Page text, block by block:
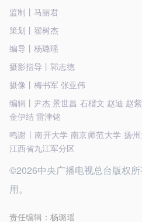
监制丨马丽君
策划丨翟树杰
编导丨杨璐瑶
摄影指导丨郭志德
摄像丨梅书军 张亚伟
编辑丨尹杰 景世昌 石楷文 赵迪 赵
金伊结 雷津铭
鸣谢丨南开大学 南京师范大学 扬
江西省九江军分区
©2026中央广播电视总台版权
用。
责任编辑： 杨璐瑶